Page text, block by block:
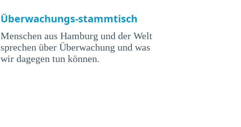
Überwachungs-stammtisch
Menschen aus Hamburg und der Welt
sprechen über Überwachung und was
wir dagegen tun können.